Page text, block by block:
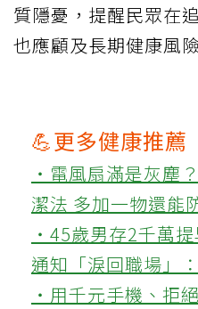
質隱憂，提醒民眾在
也應顧及長期健康風
💪更多健康推薦
‧電風扇滿是灰塵
潔法 多加一物還能
‧45歲男存2千萬
通知「淚回職場」
‧用千元手機、拒